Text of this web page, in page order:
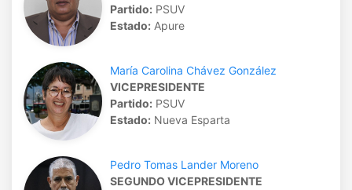
Partido: PSUV
Estado: Apure
María Carolina Chávez González
VICEPRESIDENTE
Partido: PSUV
Estado: Nueva Esparta
Pedro Tomas Lander Moreno
SEGUNDO VICEPRESIDENTE